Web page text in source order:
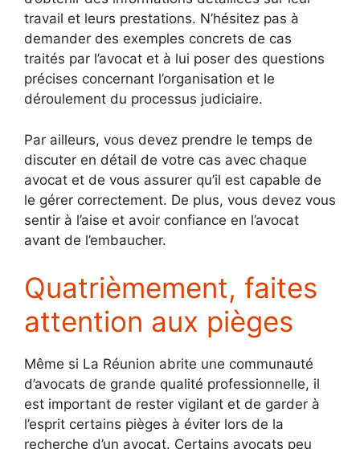
travail et leurs prestations. N’hésitez pas à
demander des exemples concrets de cas
traités par l’avocat et à lui poser des questions
précises concernant l’organisation et le
déroulement du processus judiciaire.
Par ailleurs, vous devez prendre le temps de
discuter en détail de votre cas avec chaque
avocat et de vous assurer qu’il est capable de
le gérer correctement. De plus, vous devez vous
sentir à l’aise et avoir confiance en l’avocat
avant de l’embaucher.
Quatrièmement, faites
attention aux pièges
Même si La Réunion abrite une communauté
d’avocats de grande qualité professionnelle, il
est important de rester vigilant et de garder à
l’esprit certains pièges à éviter lors de la
recherche d’un avocat. Certains avocats peu